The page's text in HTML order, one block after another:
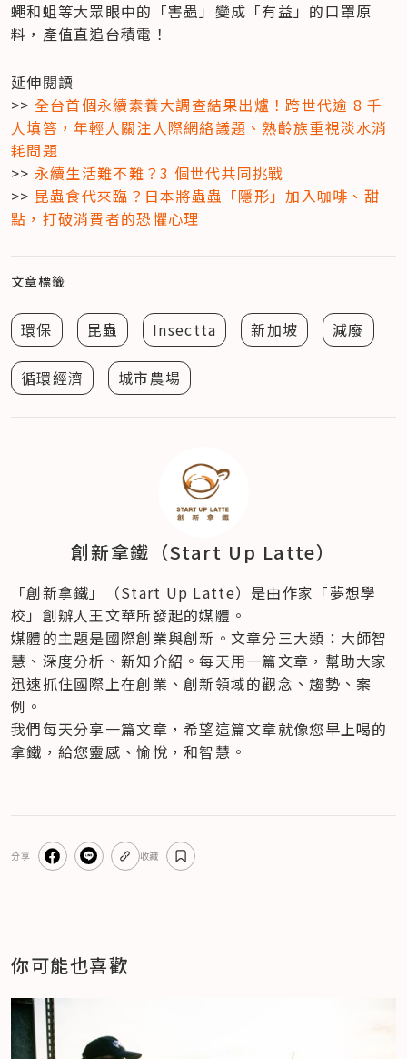
蠅和蛆等大眾眼中的「害蟲」變成「有益」的口罩原
料，產值直追台積電！
延伸閱讀
>> 全台首個永續素養大調查結果出爐！跨世代逾 8 千
人填答，年輕人關注人際網絡議題、熟齡族重視淡水消
耗問題
>> 永續生活難不難？3 個世代共同挑戰
>> 昆蟲食代來臨？日本將蟲蟲「隱形」加入咖啡、甜
點，打破消費者的恐懼心理
文章標籤
環保 昆蟲 Insectta 新加坡 減廢
循環經濟 城市農場
創新拿鐵（Start Up Latte）
「創新拿鐵」（Start Up Latte）是由作家「夢想學
校」創辦人王文華所發起的媒體。
媒體的主題是國際創業與創新。文章分三大類：大師智
慧、深度分析、新知介紹。每天用一篇文章，幫助大家
迅速抓住國際上在創業、創新領域的觀念、趨勢、案
例。
我們每天分享一篇文章，希望這篇文章就像您早上喝的
拿鐵，給您靈感、愉悅，和智慧。
分享 收藏
你可能也喜歡